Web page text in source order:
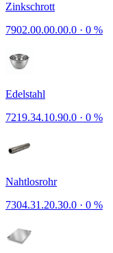
Zinkschrott
7902.00.00.00.0 · 0 %
Edelstahl
7219.34.10.90.0 · 0 %
Nahtlosrohr
7304.31.20.30.0 · 0 %